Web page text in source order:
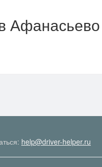
Афанасьево
help@driver-helper.ru